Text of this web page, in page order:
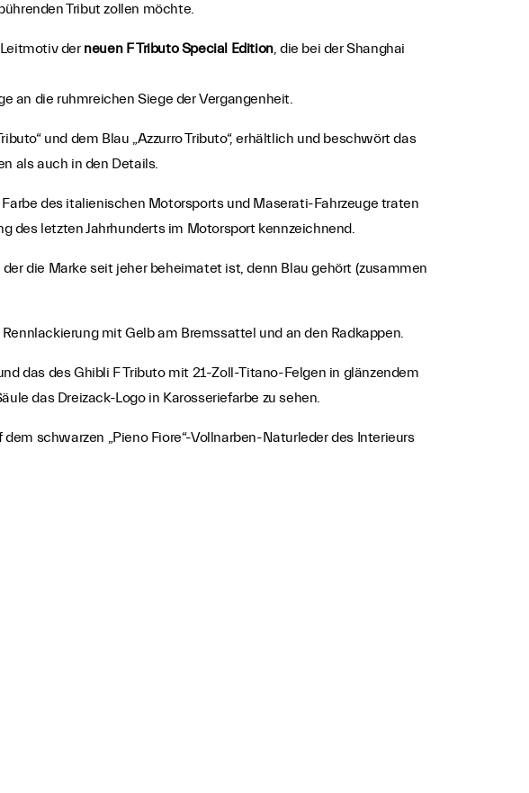
Tribut zollen möchte.
der neuen F Tributo Special Edition, die bei der Shanghai
an die ruhmreichen Siege der Vergangenheit.
und dem Blau „Azzurro Tributo“, erhältlich und beschwört das
als auch in den Details.
des italienischen Motorsports und Maserati-Fahrzeuge traten
des letzten Jahrhunderts im Motorsport kennzeichnend.
die Marke seit jeher beheimatet ist, denn Blau gehört (zusammen
mit Gelb am Bremssattel und an den Radkappen.
das des Ghibli F Tributo mit 21-Zoll-Titano-Felgen in glänzendem
das Dreizack-Logo in Karosseriefarbe zu sehen.
schwarzen „Pieno Fiore“-Vollnarben-Naturleder des Interieurs